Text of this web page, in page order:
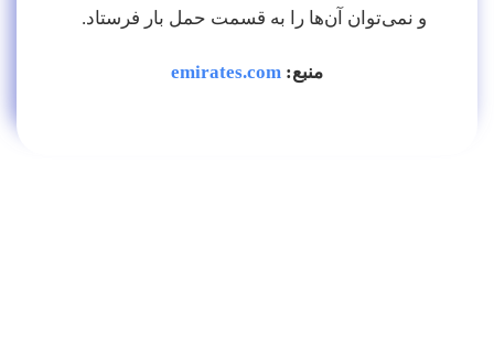
و نمی‌توان آن‌ها را به قسمت حمل بار فرستاد.
منبع: emirates.com